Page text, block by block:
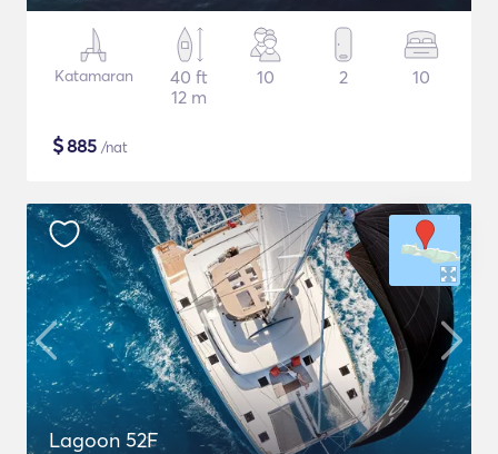
Katamaran
40 ft
12 m
10 2 10
$885 /nat
Lagoon 52F